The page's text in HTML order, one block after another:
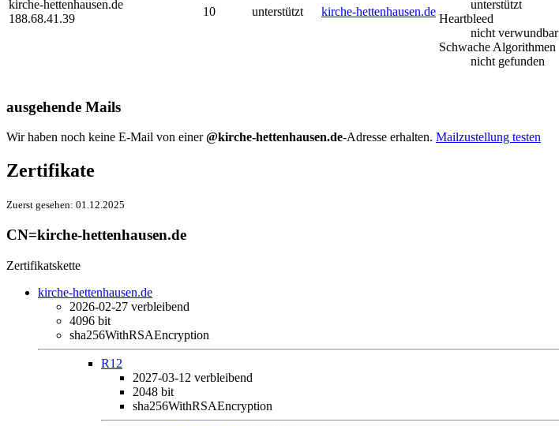
kirche-hettenhausen.de
188.68.41.39
10 unterstützt kirche-hettenhausen.de
unterstützt
Heartbleed
nicht verwundbar
Schwache Algorithmen
nicht gefunden
ausgehende Mails
Wir haben noch keine E-Mail von einer@kirche-hettenhausen.de-Adresse erhalten. Mailzustellung testen
Zertifikate
Zuerst gesehen: 01.12.2025
CN=kirche-hettenhausen.de
Zertifikatskette
kirche-hettenhausen.de
2026-02-27 verbleibend
4096 bit
sha256WithRSAEncryption
R12
2027-03-12 verbleibend
2048 bit
sha256WithRSAEncryption